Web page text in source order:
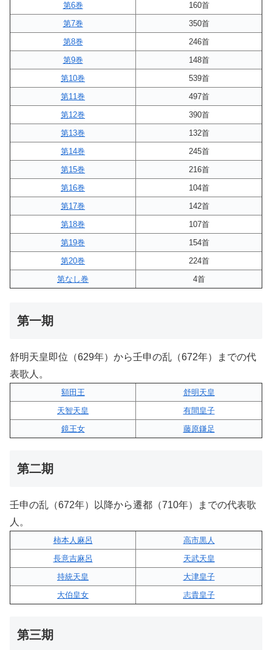
第6巻
160首
第7巻
350首
第8巻
246首
第9巻
148首
第10巻
539首
第11巻
497首
第12巻
390首
第13巻
132首
第14巻
245首
第15巻
216首
第16巻
104首
第17巻
142首
第18巻
107首
第19巻
154首
第20巻
224首
第なし巻
4首
第一期
舒明天皇即位（629年）から壬申の乱（672年）までの代
表歌人。
額田王
舒明天皇
天智天皇
有間皇子
鏡王女
藤原鎌足
第二期
壬申の乱（672年）以降から遷都（710年）までの代表歌
人。
柿本人麻呂
高市黒人
長意吉麻呂
天武天皇
持統天皇
大津皇子
大伯皇女
志貴皇子
第三期